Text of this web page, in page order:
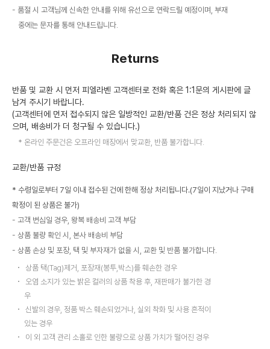
품절 시 고객님께 신속한 안내를 위해 유선으로 연락드릴 예정이며, 부재
중에는 문자를 통해 안내드립니다.
Returns
반품 및 교환 시 먼저 피엘라벤 고객센터로 전화 혹은 1:1문의 게시판에 글
남겨 주시기 바랍니다.
(고객센터에 먼저 접수되지 않은 일방적인 교환/반품 건은 정상 처리되지 않
으며, 배송비가 더 청구될 수 있습니다.)
온라인 주문건은 오프라인 매장에서 맞교환, 반품 불가합니다.
교환/반품 규정
* 수령일로부터 7일 이내 접수된 건에 한해 정상 처리됩니다.(7일이 지났거나 구매
확정이 된 상품은 불가)
고객 변심일 경우, 왕복 배송비 고객 부담
상품 불량 확인 시, 본사 배송비 부담
상품 손상 및 포장, 택 및 부자재가 없을 시, 교환 및 반품 불가합니다.
상품 택(Tag)제거, 포장재(봉투,박스)를 훼손한 경우
오염 소지가 있는 밝은 컬러의 상품 착용 후, 재판매가 불가한 경
우
신발의 경우, 정품 박스 훼손되었거나, 실외 착화 및 사용 흔적이
있는 경우
이 외 고객 관리 소홀로 인한 불량으로 상품 가치가 떨어진 경우